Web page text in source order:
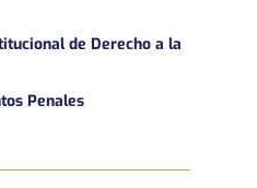
de Derecho a la
Penales